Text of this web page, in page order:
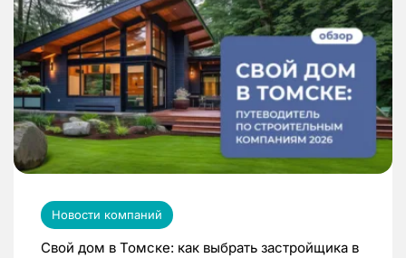
Новости компаний
Свой дом в Томске: как выбрать застройщика в